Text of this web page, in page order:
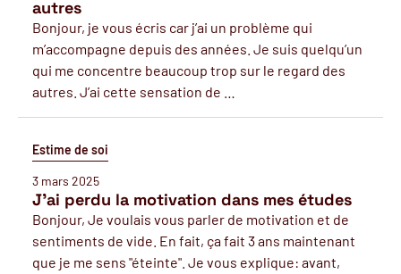
autres
Bonjour, je vous écris car j’ai un problème qui
m’accompagne depuis des années. Je suis quelqu’un
qui me concentre beaucoup trop sur le regard des
autres. J’ai cette sensation de …
Estime de soi
3 mars 2025
J'ai perdu la motivation dans mes études
Bonjour, Je voulais vous parler de motivation et de
sentiments de vide. En fait, ça fait 3 ans maintenant
que je me sens "éteinte". Je vous explique: avant,